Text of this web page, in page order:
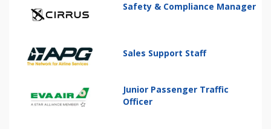
Safety & Compliance Manager
Sales Support Staff
Junior Passenger Traffic
Officer